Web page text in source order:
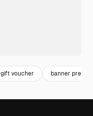
gift voucher banner precio